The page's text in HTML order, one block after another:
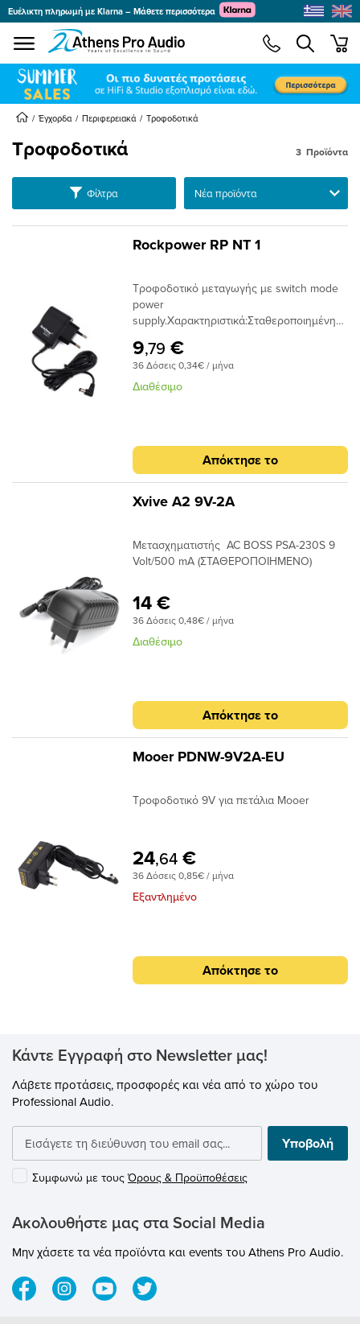
menu
Ευέλικτη πληρωμή με Klarna – Μάθετε περισσότερα
Έγχορδα Περιφερειακά Τροφοδοτικά
Τροφοδοτικά
Φίλτρα Ταξινόμηση
3 Προϊόντα
Rockpower RP NT 1
Τροφοδοτικό μεταγωγής με switch mode
power
supply.Χαρακτηριστικά:Σταθεροποιημένη
Carbon Copy ή Way Huge Green
RhinoΕίσοδος 100-240 V~9V DC200
mA5,5 mm (εξωτερικό) / 2,1 mm (εσωτερικό)
9,79 €
36 Δόσεις 0,34€ / μήνα
Διαθέσιμο
Απόκτησε το
Xvive A2 9V-2A
Μετασχηματιστής AC BOSS PSA-230S 9
Volt/500 mA (ΣTAΘEPOΠOIHMENO)
14 €
36 Δόσεις 0,48€ / μήνα
Διαθέσιμο
Απόκτησε το
Mooer PDNW-9V2A-EU
Τροφοδοτικό 9V για πετάλια Mooer
24,64 €
36 Δόσεις 0,85€ / μήνα
Εξαντλημένο
Απόκτησε το
Κάντε Εγγραφή στο Newsletter μας!
Λάβετε προτάσεις, προσφορές και νέα από το χώρο του
Professional Audio.
Υποβολή
Συμφωνώ με τους Όρους & Προϋποθέσεις
Ακολουθήστε μας στα Social Media
Μην χάσετε τα νέα προϊόντα και events του Athens Pro Audio.